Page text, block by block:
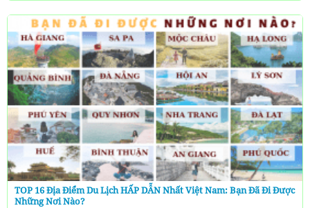
TOP 16 Địa Điểm Du Lịch HẤP DẪN Nhất Việt Nam: Bạn Đã Đi Được
Những Nơi Nào?